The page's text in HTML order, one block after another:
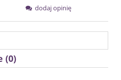
dodaj opinię
(0)